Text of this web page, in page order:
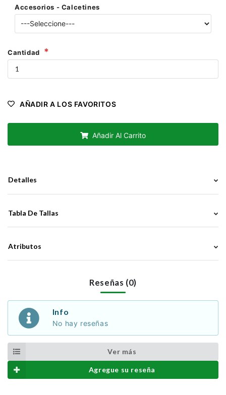
Accesorios - Calcetines
Cantidad
AÑADIR A LOS FAVORITOS
Añadir Al Carrito
Detalles
Tabla De Tallas
Atributos
Reseñas (0)
Info
No hay reseñas
Ver más
Agregue su reseña